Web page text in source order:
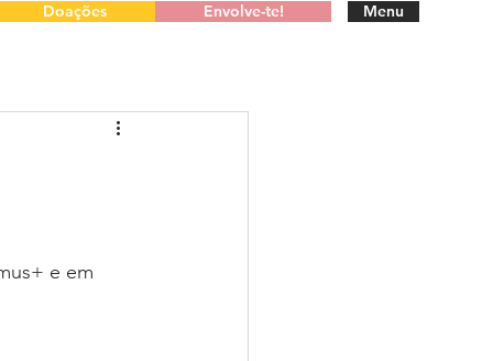
Doações Envolve-te! Menu
e em